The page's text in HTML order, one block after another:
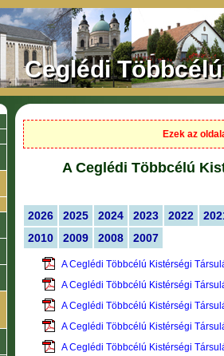
Ceglédi
Ezek az
A Ceglédi Többcélú
2026 2025 2024 2023 2022
2010
2009 2008 2007
A Ceglédi Többcélú Kistérségi
A Ceglédi Többcélú Kistérségi
A Ceglédi Többcélú Kistérségi
A Ceglédi Többcélú Kistérségi
A Ceglédi Többcélú Kistérségi